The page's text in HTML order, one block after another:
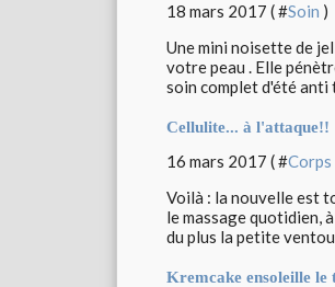
18 mars 2017 ( #Soin )
Une mini noisette de
votre peau . Elle
soin complet d'été
Cellulite... à l'attaque!!
16 mars 2017 ( #Corps
Voilà : la nouvelle est
le massage quotidien,
du plus la petite
Kremcake ensoleille le